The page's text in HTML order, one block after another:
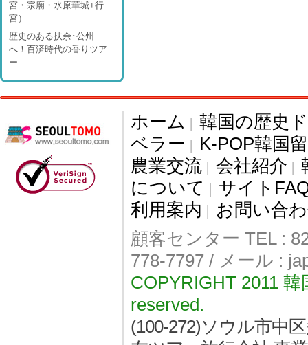
宮・宗廟・水原華城+行
宮）
歴史のある扶余･公州
へ！百済時代の香りツア
ー
ホーム | 韓国の歴史
ベラー | K-POP韓国
農業交流 | 会社紹介 |
について | サイト
利用案内 | お問い合
顧客センター TEL :
778-7797 / メール :
COPYRIGHT 2011
reserved.
(100-272)ソウル市中